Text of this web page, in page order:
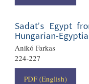
Sadat's Egypt
Hungarian-
Anikó Farkas
224-227
PDF (English)